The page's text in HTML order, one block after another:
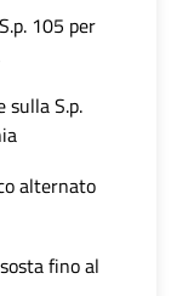
105 per
sulla S.p.
alternato
fino al